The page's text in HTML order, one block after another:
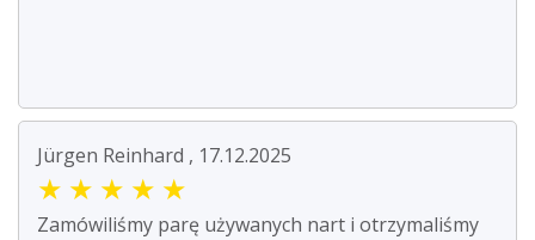
Jürgen Reinhard , 17.12.2025
★ ★ ★ ★ ★
Zamówiliśmy parę używanych nart i otrzymaliśmy